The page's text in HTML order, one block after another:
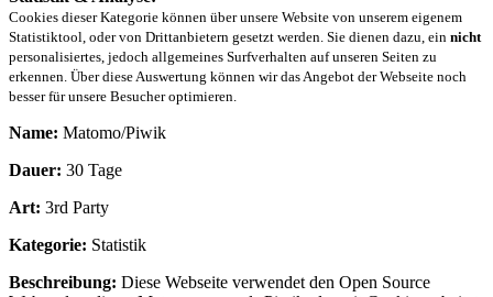
Cookies dieser Kategorie können über unsere Website von unserem eigenem
Statistiktool, oder von Drittanbietern gesetzt werden. Sie dienen dazu, ein nicht
personalisiertes, jedoch allgemeines Surfverhalten auf unseren Seiten zu
erkennen. Über diese Auswertung können wir das Angebot der Webseite noch
besser für unsere Besucher optimieren.
Name: Matomo/Piwik
Dauer: 30 Tage
Art: 3rd Party
Kategorie: Statistik
Beschreibung: Diese Webseite verwendet den Open Source